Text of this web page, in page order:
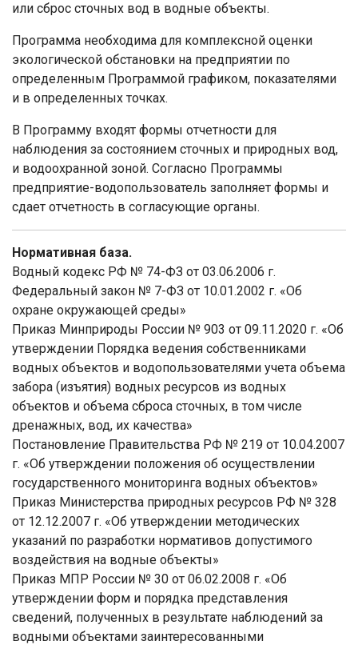
или сброс сточных вод в водные объекты.
Программа необходима для комплексной оценки
экологической обстановки на предприятии по
определенным Программой графиком, показателями
и в определенных точках.
В Программу входят формы отчетности для
наблюдения за состоянием сточных и природных вод,
и водоохранной зоной. Согласно Программы
предприятие-водопользователь заполняет формы и
сдает отчетность в согласующие органы.
Нормативная база.
Водный кодекс РФ № 74-ФЗ от 03.06.2006 г.
Федеральный закон № 7-ФЗ от 10.01.2002 г. «Об
охране окружающей среды»
Приказ Минприроды России № 903 от 09.11.2020 г. «Об
утверждении Порядка ведения собственниками
водных объектов и водопользователями учета объема
забора (изъятия) водных ресурсов из водных
объектов и объема сброса сточных, в том числе
дренажных, вод, их качества»
Постановление Правительства РФ № 219 от 10.04.2007
г. «Об утверждении положения об осуществлении
государственного мониторинга водных объектов»
Приказ Министерства природных ресурсов РФ № 328
от 12.12.2007 г. «Об утверждении методических
указаний по разработки нормативов допустимого
воздействия на водные объекты»
Приказ МПР России № 30 от 06.02.2008 г. «Об
утверждении форм и порядка представления
сведений, полученных в результате наблюдений за
водными объектами заинтересованными